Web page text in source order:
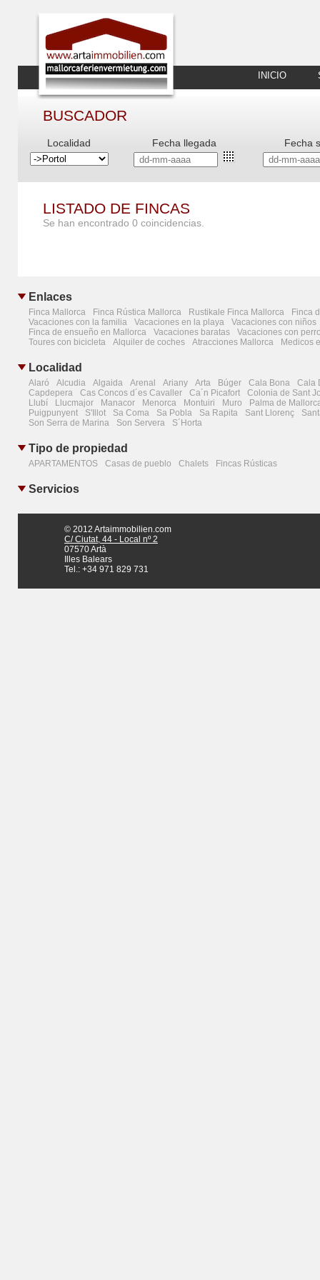
INICIO
BUSCADOR
Localidad Fecha llegada Fecha
LISTADO DE FINCAS
Se han encontrado 0 coincidencias.
Enlaces
Finca Mallorca Finca Rústica Mallorca Rustikale Finca Mallorca
Finca
Vacaciones con la familia
Vacaciones en la playa
Vacaciones con niños
Finca de ensueño en Mallorca
Vacaciones baratas
Vacaciones con
Toures con bicicleta
Alquiler de coches Atracciones Mallorca Medicos
Localidad
Alaró Alcudia Algaida Arenal Ariany Arta Búger Cala Bona
Cala
Capdepera
Cas Concos d´es Cavaller Ca´n Picafort
Colonia de Sant
Llubí
Llucmajor Manacor Menorca Montuiri Muro
Palma de
Puigpunyent
S'Illot Sa Coma Sa Pobla Sa Rapita Sant Llorenç
Son Serra de Marina
Son Servera S´Horta
Tipo de propiedad
APARTAMENTOS Casas de pueblo Chalets Fincas Rústicas
Servicios
© 2012 Artaimmobilien.com
C/ Ciutat, 44 - Local nº 2
07570 Artà
Illes Balears
Tel.: +34 971 829 731